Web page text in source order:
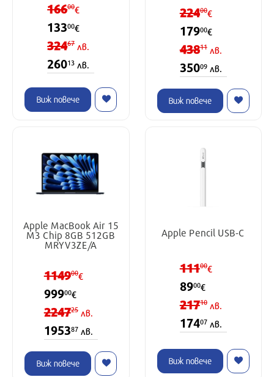
16600€
13300€
32467лв.
26013 лв.
Виж повече
22400€
17900€
43811лв.
35009лв.
Виж повече
Apple MacBook Air 15
M3 Chip 8GB 512GB
MRYV3ZE/A
114900€
99900€
224725лв.
195387лв.
Виж повече
Apple Pencil USB-C
11100€
8900€
21710лв.
17407лв.
Виж повече